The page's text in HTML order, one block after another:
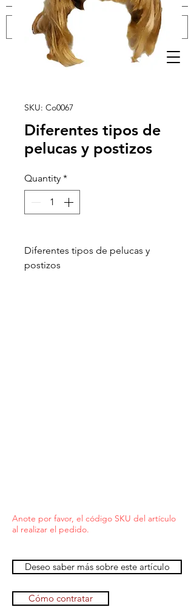
Log In
SKU: Co0067
Diferentes tipos de
pelucas y postizos
Quantity *
Diferentes tipos de pelucas y
postizos
Anote por favor, el código SKU del artículo
al realizar el pedido.
Deseo saber más sobre este artículo
Cómo contratar